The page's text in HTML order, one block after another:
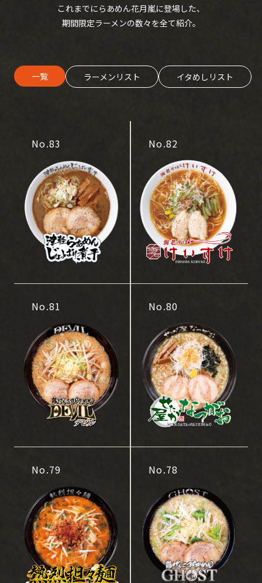
これまでにらあめん花月嵐に登場した、
期間限定ラーメンの数々を全て紹介。
一覧 ラーメンリスト イタめしリスト
No.83 No.82
No.81 No.80
No.79 No.78